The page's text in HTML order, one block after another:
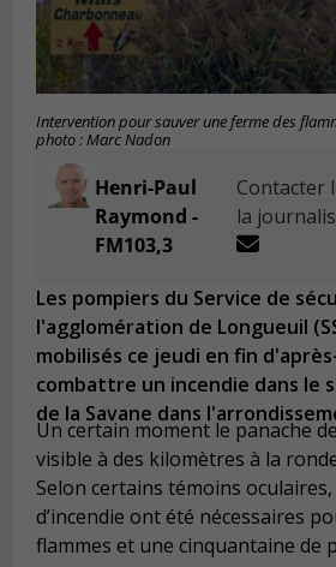
Intervention pour sauver une ferme des
photo : Marc Nadon
Henri-Paul
Raymond -
FM103,3
Contacter
la
Les pompiers du Service de
l'agglomération de Longueuil
mobilisés ce jeudi en fin
combattre un incendie dans le
de la Savane dans
Un certain moment le panache
visible à des kilomètres à la
Selon certains témoins
d’incendie ont été nécessaires
flammes et une cinquantaine de